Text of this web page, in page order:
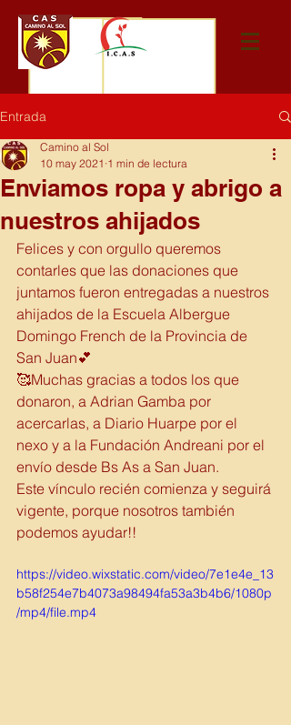
Entrada
Enviamos ropa y abrigo a
nuestros ahijados
Camino al Sol
10 may 2021 1 min de lectura
Felices y con orgullo queremos
contarles que las donaciones que
juntamos fueron entregadas a nuestros
ahijados de la Escuela Albergue
Domingo French de la Provincia de
San Juan💕
🥰Muchas gracias a todos los que
donaron, a Adrian Gamba por
acercarlas, a Diario Huarpe por el
nexo y a la Fundación Andreani por el
envío desde Bs As a San Juan.
Este vínculo recién comienza y seguirá
vigente, porque nosotros también
podemos ayudar!!
https://video.wixstatic.com/video/7e1e4e_13
b58f254e7b4073a98494fa53a3b4b6/1080p
/mp4/file.mp4